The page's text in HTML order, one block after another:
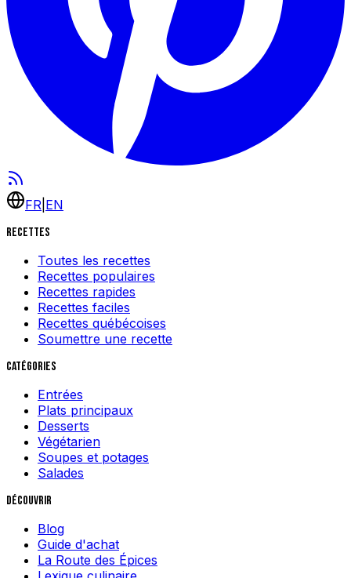
FR EN
Recettes
Toutes les recettes
Recettes populaires
Recettes rapides
Recettes faciles
Recettes québécoises
Soumettre une recette
Catégories
Entrées
Plats principaux
Desserts
Végétarien
Soupes et potages
Salades
Découvrir
Blog
Guide d'achat
La Route des Épices